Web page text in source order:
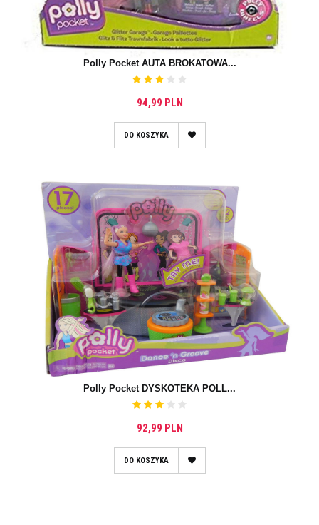
Polly Pocket AUTA BROKATOWA...
94,99 PLN
DO KOSZYKA
Polly Pocket DYSKOTEKA POLL...
92,99 PLN
DO KOSZYKA